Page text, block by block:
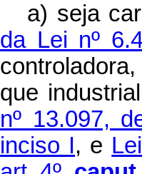
a) seja
da Lei nº
que
nº 13.097,
inciso I, e